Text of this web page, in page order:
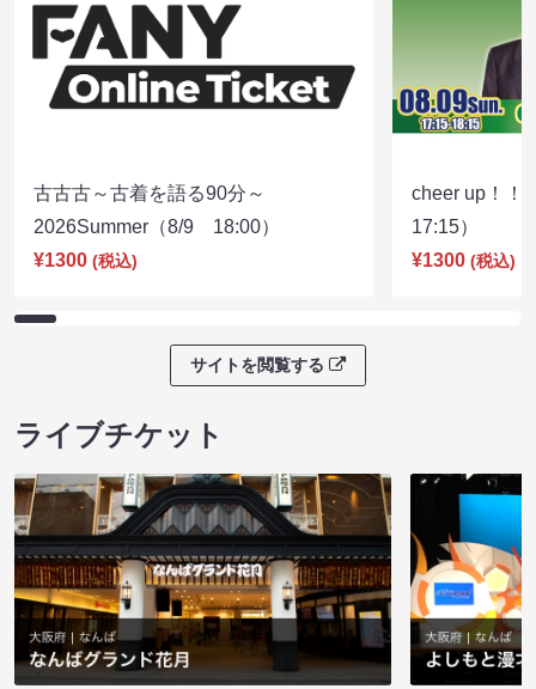
古古古～古着を語る90分～
2026Summer（8/9 18:00）
¥1300 (税込)
cheer up！
17:15）
¥1300 (税込)
サイトを閲覧する
ライブチケット